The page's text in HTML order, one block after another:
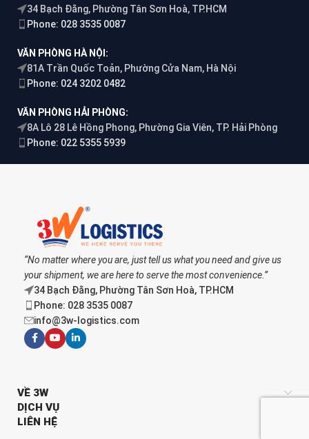
34 Bạch Đằng, Phường Tân Sơn Hoà, TP.HCM
Phone: 028 3535 0087
VĂN PHÒNG HÀ NỘI:
81A Trần Quốc Toản, Phường Cửa Nam, Hà Nội
Phone: 024 3202 0482
VĂN PHÒNG HẢI PHÒNG:
8A Lô 28 Lê Hồng Phong, Phường Gia Viên, TP. Hải Phòng
Phone: 022 5355 5939
“No matter where you are, just tell us what you need and give us
your shipment, we are here to serve the most convenience.”
34 Bạch Đằng, Phường Tân Sơn Hoà, TP.HCM
Phone: 028 3535 0087
info@3w-logistics.com
VỀ 3W
DỊCH VỤ
LIÊN HỆ